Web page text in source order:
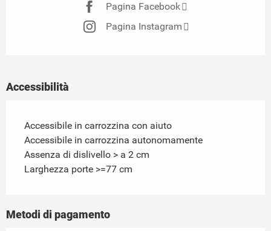
Pagina Facebook
Pagina Instagram
Accessibilità
Accessibile in carrozzina con aiuto
Accessibile in carrozzina autonomamente
Assenza di dislivello > a 2 cm
Larghezza porte >=77 cm
Metodi di pagamento